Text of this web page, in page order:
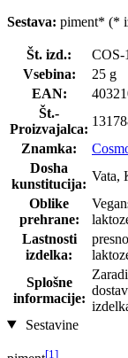
Sestava: piment* (*
Št. izd.:
COS-
Vsebina:
25 g
EAN:
Št.-
Proizvajalca:
Znamka:
Dosha
kunstitucija:
Vata,
Oblike
prehrane:
Lastnosti
izdelka:
Splošne
informacije:
Sestavine
[1]